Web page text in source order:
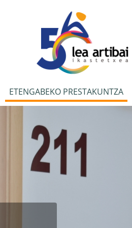
ETENGABEKO PRESTAKUNTZA